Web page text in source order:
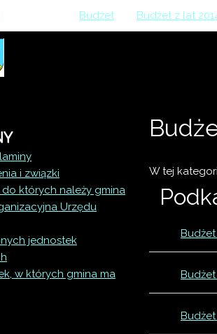
Budżet Budżet z lat
W tej
Budżet
Budżet
Budżet
i związki
których należy gmina
Urzędu
jednostek
w których gmina ma